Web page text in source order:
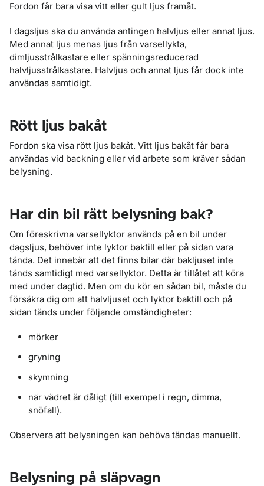
Fordon får bara visa vitt eller gult ljus framåt.
I dagsljus ska du använda antingen halvljus eller annat ljus.
Med annat ljus menas ljus från varsellykta,
dimljusstrålkastare eller spänningsreducerad
halvljusstrålkastare. Halvljus och annat ljus får dock inte
användas samtidigt.
Rött ljus bakåt
Fordon ska visa rött ljus bakåt. Vitt ljus bakåt får bara
användas vid backning eller vid arbete som kräver sådan
belysning.
Har din bil rätt belysning bak?
Om föreskrivna varsellyktor används på en bil under
dagsljus, behöver inte lyktor baktill eller på sidan vara
tända. Det innebär att det finns bilar där bakljuset inte
tänds samtidigt med varsellyktor. Detta är tillåtet att köra
med under dagtid. Men om du kör en sådan bil, måste du
försäkra dig om att halvljuset och lyktor baktill och på
sidan tänds under följande omständigheter:
mörker
gryning
skymning
när vädret är dåligt (till exempel i regn, dimma,
snöfall).
Observera att belysningen kan behöva tändas manuellt.
Belysning på släpvagn